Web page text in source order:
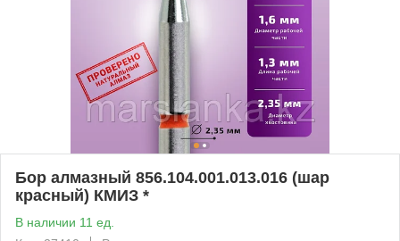
Бор алмазный 856.104.001.013.016 (шар
красный) КМИЗ *
В наличии 11 ед.